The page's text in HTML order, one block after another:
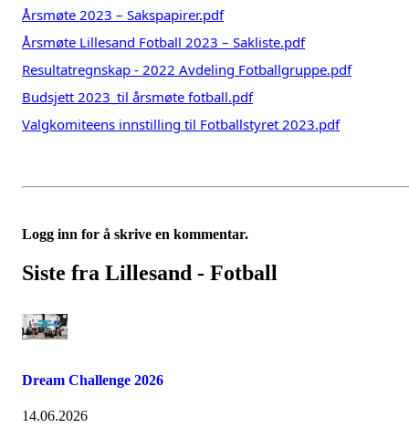
Årsmøte 2023 – Sakspapirer.pdf
Årsmøte Lillesand Fotball 2023 – Sakliste.pdf
Resultatregnskap - 2022 Avdeling Fotballgruppe.pdf
Budsjett 2023_til årsmøte fotball.pdf
Valgkomiteens innstilling til Fotballstyret 2023.pdf
Logg inn for å skrive en kommentar.
Siste fra Lillesand - Fotball
Dream Challenge 2026
14.06.2026